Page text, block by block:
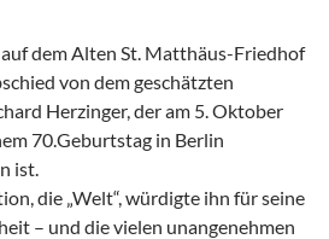
dem Alten St. Matthäus-Friedhof
von dem geschätzten
Herzinger, der am 5. Oktober
70.Geburtstag in Berlin
ist.
die „Welt“, würdigte ihn für seine
– und die vielen unangenehmen